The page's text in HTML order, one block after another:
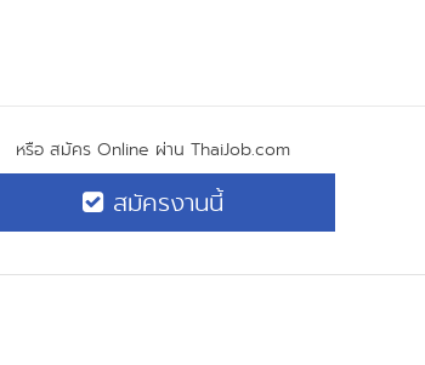
หรือ สมัคร Online ผ่าน ThaiJob.com
สมัครงานนี้